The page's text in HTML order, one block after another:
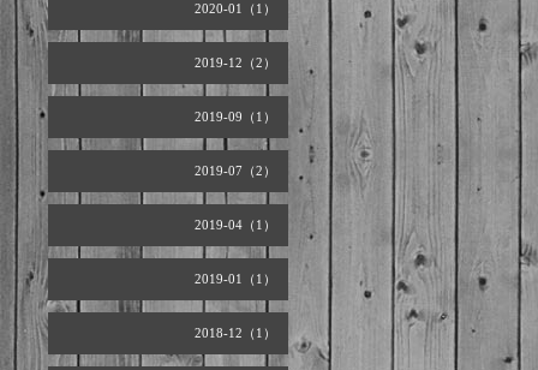
2020-01（1）
2019-12（2）
2019-09（1）
2019-07（2）
2019-04（1）
2019-01（1）
2018-12（1）